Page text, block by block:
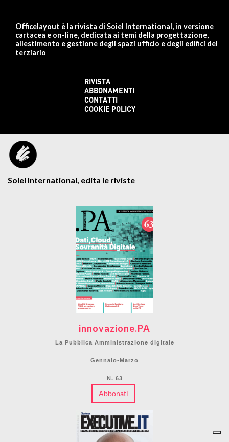
Officelayout è la rivista di Soiel International, in versione
cartacea e on-line, dedicata ai temi della progettazione,
allestimento e gestione degli spazi ufficio e degli edifici del
terziario
RIVISTA
ABBONAMENTI
CONTATTI
COOKIE POLICY
Soiel International, edita le riviste
innovazione.PA
La Pubblica Amministrazione digitale
Gennaio-Marzo
N. 63
Abbonati